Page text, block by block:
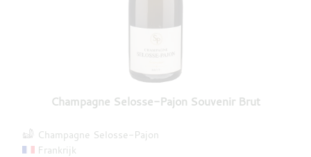
Champagne Selosse-Pajon Souvenir Brut
Champagne Selosse-Pajon
Frankrijk